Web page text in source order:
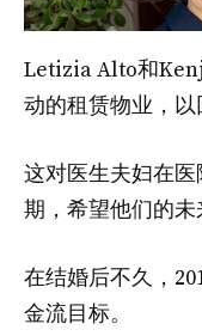
Letizia Alto和
动的租赁物业，以
这对医生夫妇在
期，希望他们的未
在结婚后不久，
金流目标。